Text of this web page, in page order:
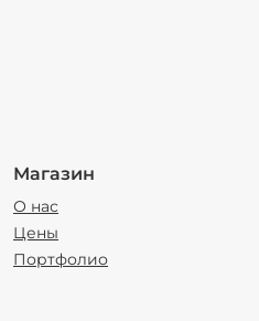
Магазин
О нас
Цены
Портфолио